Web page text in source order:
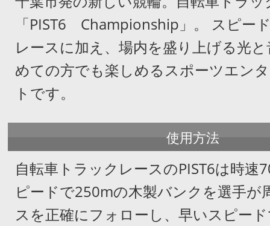
「PIST6 Championship」。
スピー
レースに加え、場内を盛り上げる光
めての方でも楽しめるスポーツエン
トです。
使用方法
自転車トラックレースのPIST6は時速
ピードで250mの木製バンクを選手が
スを正確にフォローし、早いスピー